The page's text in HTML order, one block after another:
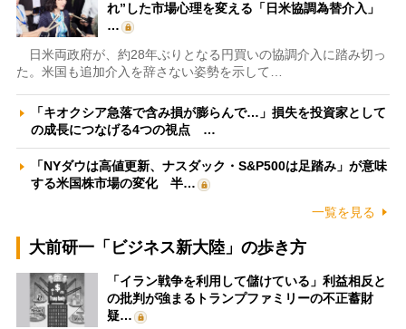
れ”した市場心理を変える「日米協調為替介入」
…
日米両政府が、約28年ぶりとなる円買いの協調介入に踏み切っ
た。米国も追加介入を辞さない姿勢を示して…
「キオクシア急落で含み損が膨らんで…」損失を投資家として
の成長につなげる4つの視点 …
「NYダウは高値更新、ナスダック・S&P500は足踏み」が意味
する米国株市場の変化 半…
一覧を見る
大前研一「ビジネス新大陸」の歩き方
「イラン戦争を利用して儲けている」利益相反と
の批判が強まるトランプファミリーの不正蓄財
疑…